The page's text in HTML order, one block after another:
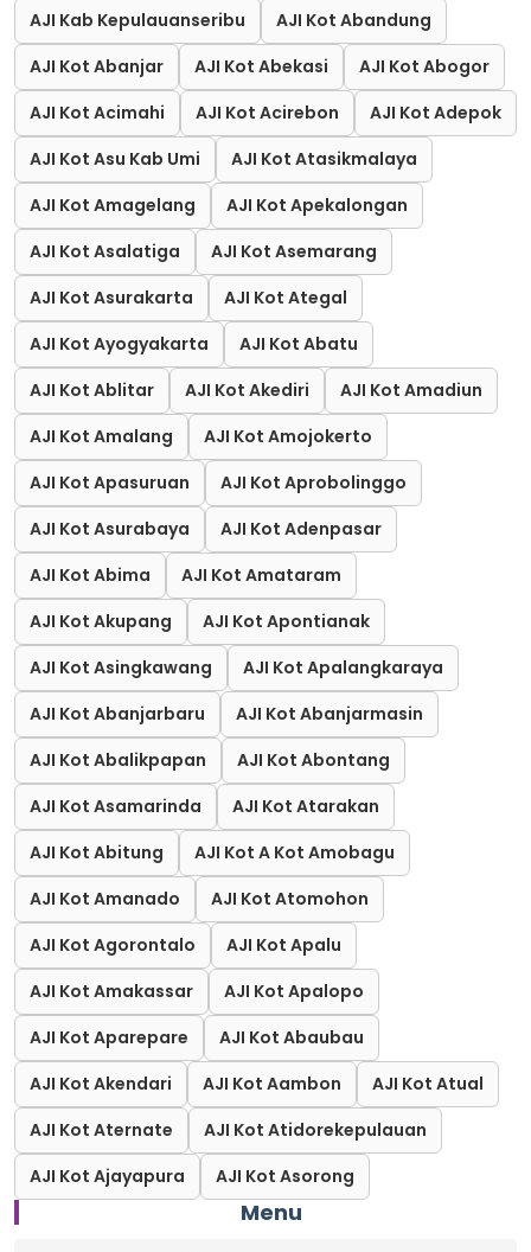
AJI Kab Kepulauanseribu
AJI Kot Abandung
AJI Kot Abanjar
AJI Kot Abekasi
AJI Kot Abogor
AJI Kot Acimahi
AJI Kot Acirebon
AJI Kot Adepok
AJI Kot Asu Kab Umi
AJI Kot Atasikmalaya
AJI Kot Amagelang
AJI Kot Apekalongan
AJI Kot Asalatiga
AJI Kot Asemarang
AJI Kot Asurakarta
AJI Kot Ategal
AJI Kot Ayogyakarta
AJI Kot Abatu
AJI Kot Ablitar
AJI Kot Akediri
AJI Kot Amadiun
AJI Kot Amalang
AJI Kot Amojokerto
AJI Kot Apasuruan
AJI Kot Aprobolinggo
AJI Kot Asurabaya
AJI Kot Adenpasar
AJI Kot Abima
AJI Kot Amataram
AJI Kot Akupang
AJI Kot Apontianak
AJI Kot Asingkawang
AJI Kot Apalangkaraya
AJI Kot Abanjarbaru
AJI Kot Abanjarmasin
AJI Kot Abalikpapan
AJI Kot Abontang
AJI Kot Asamarinda
AJI Kot Atarakan
AJI Kot Abitung
AJI Kot A Kot Amobagu
AJI Kot Amanado
AJI Kot Atomohon
AJI Kot Agorontalo
AJI Kot Apalu
AJI Kot Amakassar
AJI Kot Apalopo
AJI Kot Aparepare
AJI Kot Abaubau
AJI Kot Akendari
AJI Kot Aambon
AJI Kot Atual
AJI Kot Aternate
AJI Kot Atidorekepulauan
AJI Kot Ajayapura
AJI Kot Asorong
Menu